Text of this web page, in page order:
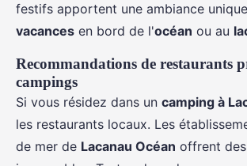
festifs apportent une ambiance
vacances en bord de l'océan ou au
Recommandations de restaurants
campings
Si vous résidez dans un camping à
les restaurants locaux. Les
de mer de Lacanau Océan offrent